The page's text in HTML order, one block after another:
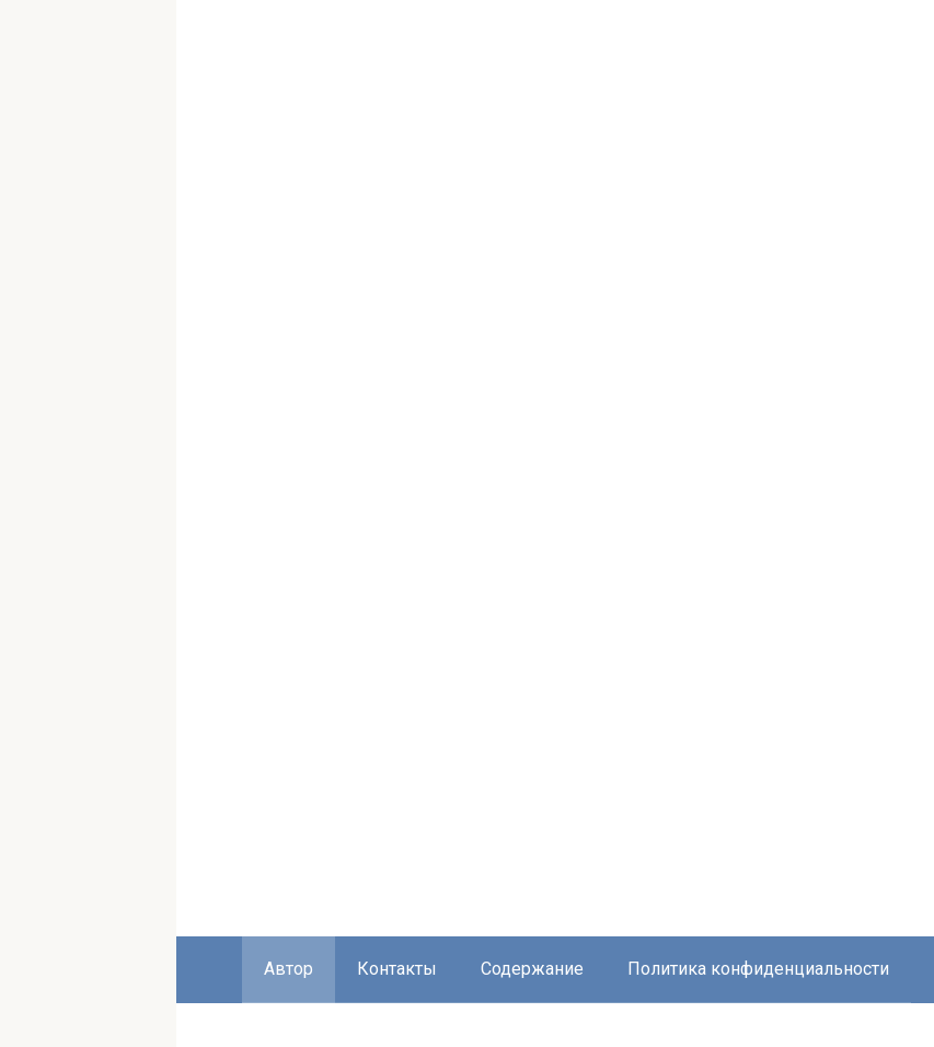
Автор Контакты Содержание Политика конфиденциальности